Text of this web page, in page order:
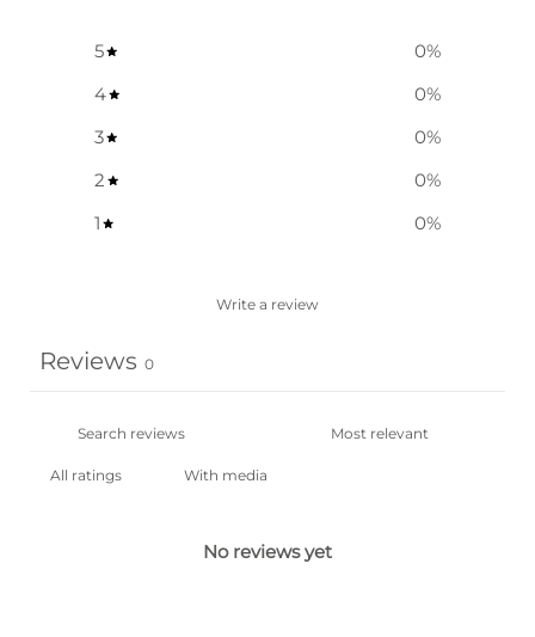
5 0%
4
0%
3
0%
2
0%
1
0%
Write a review
Reviews 0
With media
No reviews yet